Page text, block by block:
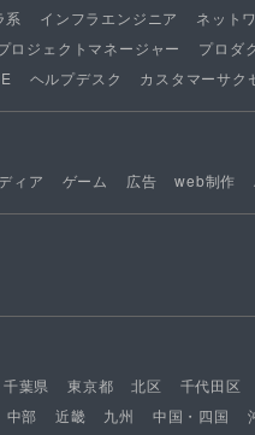
系 インフラエンジニア ネット
ロジェクトマネージャー プロダ
ヘルプデスク カスタマーサク
ィア ゲーム 広告 web制作
千葉県 東京都 北区 千代田区
中部 近畿 九州 中国・四国